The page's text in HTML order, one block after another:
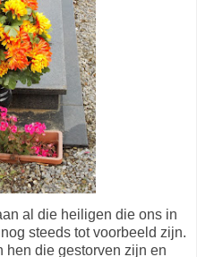
al die heiligen die ons in
steeds tot voorbeeld zijn.
hen die gestorven zijn en